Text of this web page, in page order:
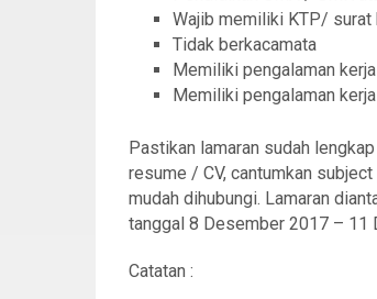
Wajib memiliki KTP/ surat
Tidak berkacamata
Memiliki pengalaman
Memiliki pengalaman
Pastikan lamaran sudah
resume / CV, cantumkan
mudah dihubungi. Lamaran
tanggal 8 Desember 2017 – 11
Catatan :